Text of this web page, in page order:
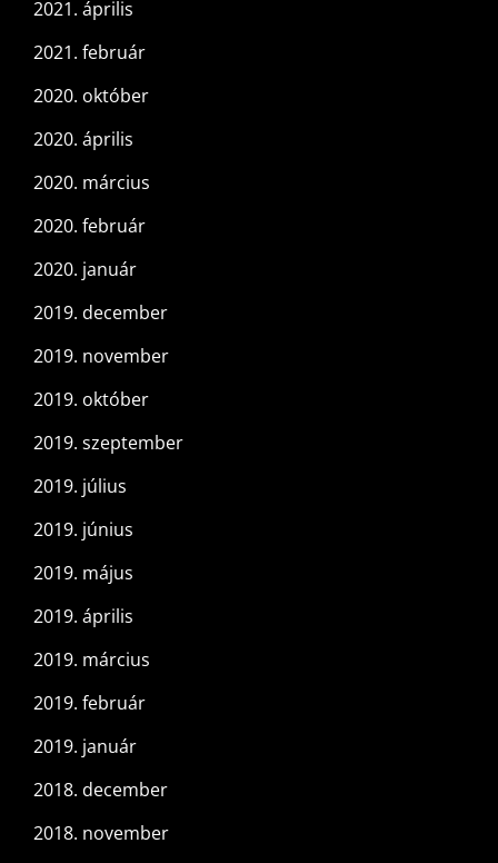
2021. április
2021. február
2020. október
2020. április
2020. március
2020. február
2020. január
2019. december
2019. november
2019. október
2019. szeptember
2019. július
2019. június
2019. május
2019. április
2019. március
2019. február
2019. január
2018. december
2018. november